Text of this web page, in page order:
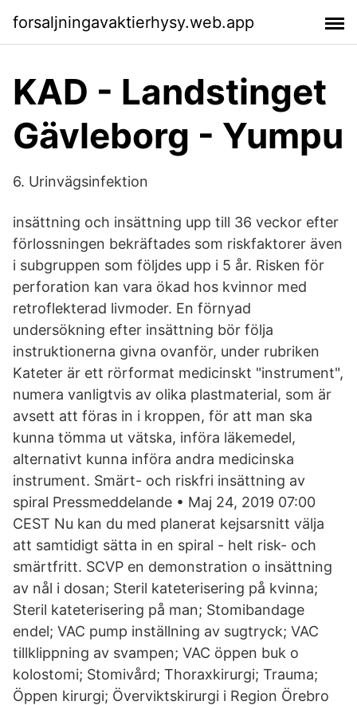
forsaljningavaktierhysy.web.app
KAD - Landstinget
Gävleborg - Yumpu
6. Urinvägsinfektion
insättning och insättning upp till 36 veckor efter
förlossningen bekräftades som riskfaktorer även
i subgruppen som följdes upp i 5 år. Risken för
perforation kan vara ökad hos kvinnor med
retroflekterad livmoder. En förnyad
undersökning efter insättning bör följa
instruktionerna givna ovanför, under rubriken
Kateter är ett rörformat medicinskt "instrument",
numera vanligtvis av olika plastmaterial, som är
avsett att föras in i kroppen, för att man ska
kunna tömma ut vätska, införa läkemedel,
alternativt kunna införa andra medicinska
instrument. Smärt- och riskfri insättning av
spiral Pressmeddelande • Maj 24, 2019 07:00
CEST Nu kan du med planerat kejsarsnitt välja
att samtidigt sätta in en spiral - helt risk- och
smärtfritt. SCVP en demonstration o insättning
av nål i dosan; Steril kateterisering på kvinna;
Steril kateterisering på man; Stomibandage
endel; VAC pump inställning av sugtryck; VAC
tillklippning av svampen; VAC öppen buk o
kolostomi; Stomivård; Thoraxkirurgi; Trauma;
Öppen kirurgi; Överviktskirurgi i Region Örebro